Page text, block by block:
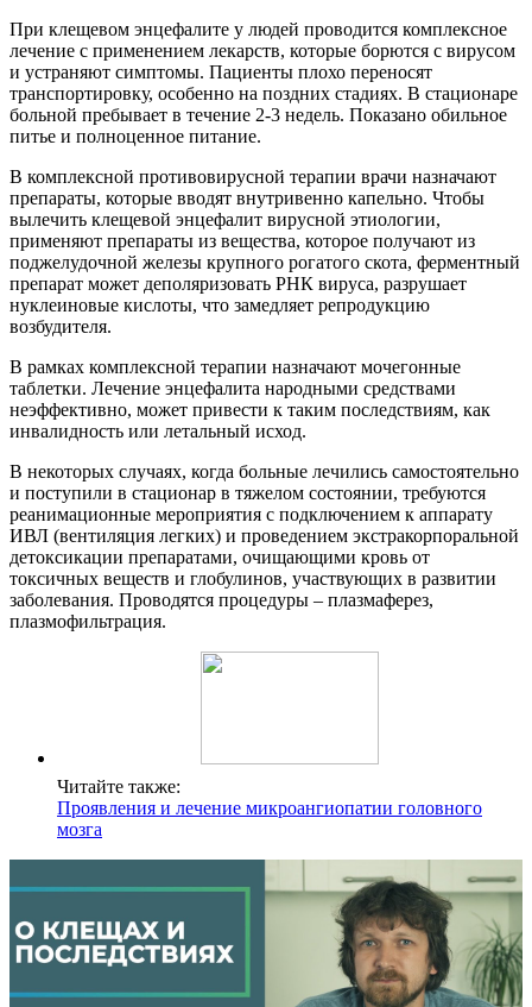
При клещевом энцефалите у людей проводится комплексное
лечение с применением лекарств, которые борются с вирусом
и устраняют симптомы. Пациенты плохо переносят
транспортировку, особенно на поздних стадиях. В стационаре
больной пребывает в течение 2-3 недель. Показано обильное
питье и полноценное питание.
В комплексной противовирусной терапии врачи назначают
препараты, которые вводят внутривенно капельно. Чтобы
вылечить клещевой энцефалит вирусной этиологии,
применяют препараты из вещества, которое получают из
поджелудочной железы крупного рогатого скота, ферментный
препарат может деполяризовать РНК вируса, разрушает
нуклеиновые кислоты, что замедляет репродукцию
возбудителя.
В рамках комплексной терапии назначают мочегонные
таблетки. Лечение энцефалита народными средствами
неэффективно, может привести к таким последствиям, как
инвалидность или летальный исход.
В некоторых случаях, когда больные лечились самостоятельно
и поступили в стационар в тяжелом состоянии, требуются
реанимационные мероприятия с подключением к аппарату
ИВЛ (вентиляция легких) и проведением экстракорпоральной
детоксикации препаратами, очищающими кровь от
токсичных веществ и глобулинов, участвующих в развитии
заболевания. Проводятся процедуры – плазмаферез,
плазмофильтрация.
Читайте также:
Проявления и лечение микроангиопатии головного
мозга